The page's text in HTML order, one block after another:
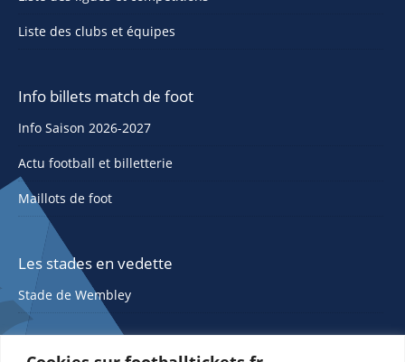
Liste des clubs et équipes
Info billets match de foot
Info Saison 2026-2027
Actu football et billetterie
Maillots de foot
Les stades en vedette
Stade de Wembley